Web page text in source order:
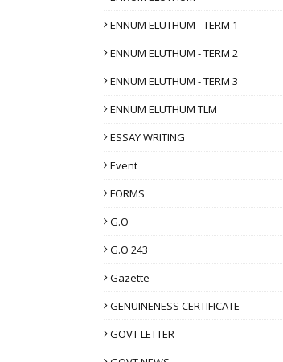
ENNUM ELUTHUM - TERM 1
ENNUM ELUTHUM - TERM 2
ENNUM ELUTHUM - TERM 3
ENNUM ELUTHUM TLM
ESSAY WRITING
Event
FORMS
G.O
G.O 243
Gazette
GENUINENESS CERTIFICATE
GOVT LETTER